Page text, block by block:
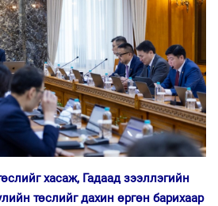
хасаж, Гадаад зээллэгийн
төслийг дахин өргөн барихаар